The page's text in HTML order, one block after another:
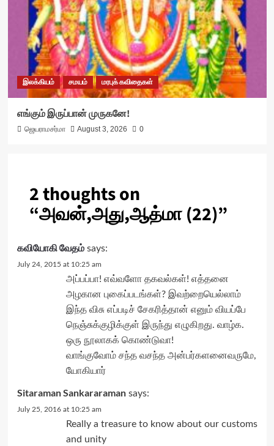
இலக்கியம் சமயம் மரபுக் கவிதைகள்
எங்கும் இருப்பான் முருகனே!
ஜெயராமசர்மா August 3, 2026 0
2 thoughts on
“அவன்,அது,ஆத்மா (22)”
கவியோகி வேதம் says:
July 24, 2015 at 10:25 am
அப்பப்பா! எவ்வளோ தகவல்கள்! எத்தனை
அழகான புகைப்படங்கள்? இவற்றையெல்லாம்
இந்த விசு எப்படிச் சேகரித்தான் எனும் வியப்பே
நெஞ்சுக்குழிக்குள் இருந்து எழுகிறது. வாழ்க.
ஒரு நூலாகக் கொண்டுவா!
வாங்குவோம் சந்த வசந்த அன்பர்களனைவருமே,
யோகியார்
Sitaraman Sankararaman says:
July 25, 2016 at 10:25 am
Really a treasure to know about our customs
and unity